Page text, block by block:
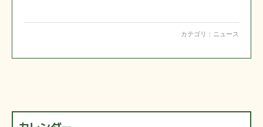
カテゴリ： ニュース